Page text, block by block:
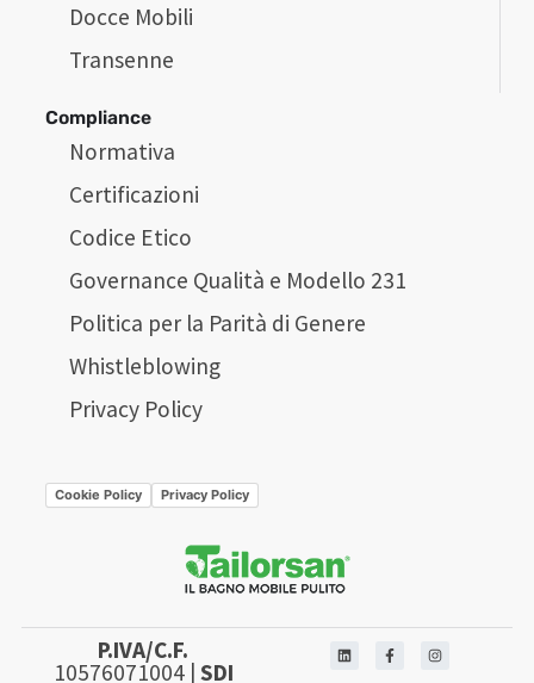
Docce Mobili
Transenne
Compliance
Normativa
Certificazioni
Codice Etico
Governance Qualità e Modello 231
Politica per la Parità di Genere
Whistleblowing
Privacy Policy
Cookie Policy Privacy Policy
P.IVA/C.F.
10576071004 | SDI